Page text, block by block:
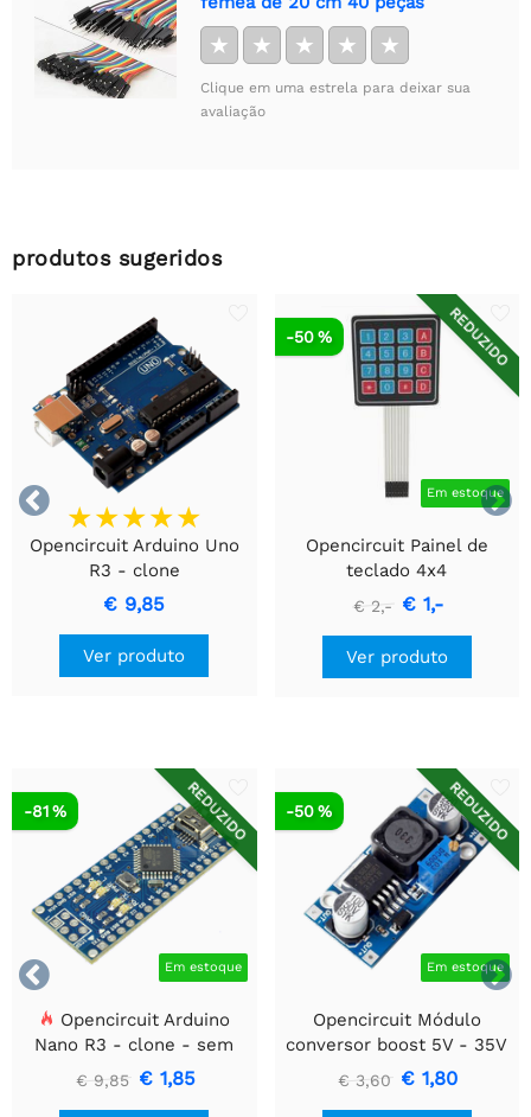
★ ★ ★ ★ ★
Clique em uma estrela para deixar sua
avaliação
produtos sugeridos


Opencircuit Arduino Uno
R3 - clone
€ 9,85
Ver produto
REDUZIDO
Em estoque
-50 %
Opencircuit Painel de
teclado 4x4
€ 2,- € 1,-
Ver produto


REDUZIDO
Em estoque
-81 %
Opencircuit Arduino
Nano R3 - clone - sem
cabeçalhos
€ 9,85 € 1,85
REDUZIDO
Em estoque
-50 %
Opencircuit Módulo
conversor boost 5V - 35V
XL6009
€ 3,60 € 1,80